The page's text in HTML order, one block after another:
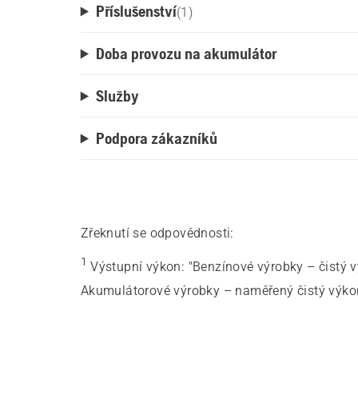
Příslušenství(1 )
Doba provozu na akumulátor
Služby
Podpora zákazníků
Zřeknutí se odpovědnosti:
1 Výstupní výkon: "Benzínové výrobky – čistý
Akumulátorové výrobky – naměřený čistý